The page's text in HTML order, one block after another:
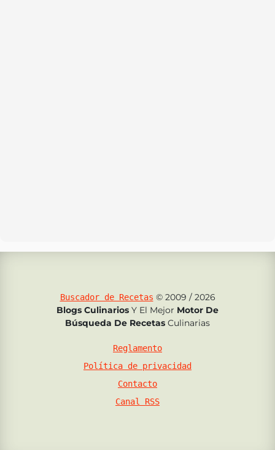
Buscador de Recetas © 2009 / 2026
Blogs Culinarios Y El Mejor Motor De
Búsqueda De Recetas Culinarias
Reglamento
Política de privacidad
Contacto
Canal RSS